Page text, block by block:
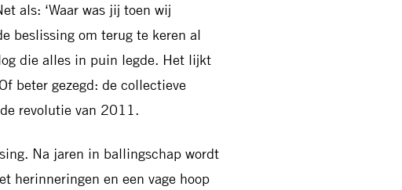
als: ‘Waar was jij toen wij
beslissing om terug te keren al
die alles in puin legde. Het lijkt
beter gezegd: de collectieve
revolutie van 2011.
Na jaren in ballingschap wordt
herinneringen en een vage hoop